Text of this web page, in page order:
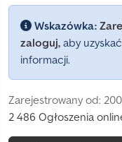
Wskazówka:
zaloguj, aby
informacji.
Zarejestrowany od:
2 486 Ogłoszenia